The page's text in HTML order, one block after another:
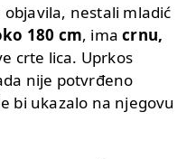
nestali mladić
180 cm, imacrnu,
crte lica. Uprkos
nije potvrđeno
bi ukazalo na njegovu